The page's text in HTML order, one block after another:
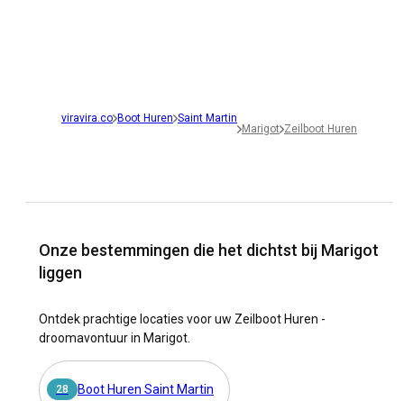
viravira.co Boot Huren Saint Martin
Marigot Zeilboot Huren
Onze bestemmingen die het dichtst bij Marigot
liggen
Ontdek prachtige locaties voor uw Zeilboot Huren -
droomavontuur in Marigot.
28 Boot Huren Saint Martin